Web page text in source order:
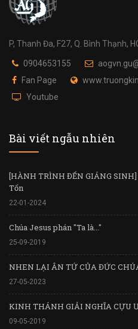
P, Thanh Đa, F27, Q. Bình Thạnh,
0904653155
Fan Page
Youtube
Bài viết ngẫu nhiên
[HÀNH TRÌNH ĐẾN GIÁNG
Tốn
22-01-2024
Chúa Jesus phán "Ta là..."
25-09-2019
NHEN LẠI ÂN TỨ CỦA ĐỨC
27-05-2023
KINH THÁNH GIẢI NGHĨA CỰU
09-05-2019